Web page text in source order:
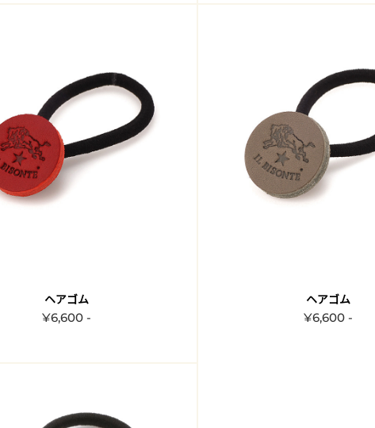
ヘアゴム
¥6,600 -
ヘアゴム
¥6,600 -